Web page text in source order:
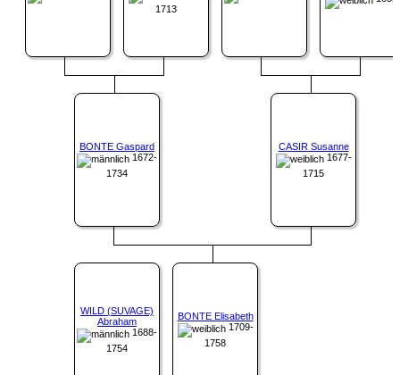
1713
BONTE Gaspard
1672-
1734
CASIR Susanne
1677-
1715
WILD (SUVAGE)
Abraham
1688-
1754
BONTE Elisabeth
1709-
1758